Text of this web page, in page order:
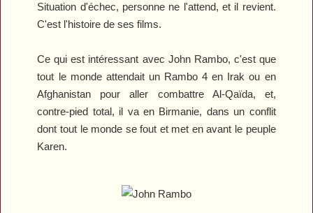
Situation d'échec, personne ne l'attend, et il revient.
C'est l'histoire de ses films.
Ce qui est intéressant avec John Rambo, c'est que
tout le monde attendait un Rambo 4 en Irak ou en
Afghanistan pour aller combattre Al-Qaïda, et,
contre-pied total, il va en Birmanie, dans un conflit
dont tout le monde se fout et met en avant le peuple
Karen.